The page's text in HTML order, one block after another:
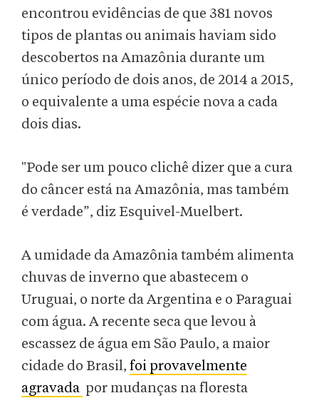
encontrou evidências de que 381 novos
tipos de plantas ou animais haviam sido
descobertos na Amazônia durante um
único período de dois anos, de 2014 a 2015,
o equivalente a uma espécie nova a cada
dois dias.
"Pode ser um pouco clichê dizer que a cura
do câncer está na Amazônia, mas também
é verdade”, diz Esquivel-Muelbert.
A umidade da Amazônia também alimenta
chuvas de inverno que abastecem o
Uruguai, o norte da Argentina e o Paraguai
com água. A recente seca que levou à
escassez de água em São Paulo, a maior
cidade do Brasil, foi provavelmente
agravada por mudanças na floresta